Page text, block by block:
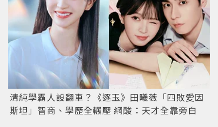
清純學霸人設翻車？《逐玉》田曦薇「四敗愛因
斯坦」智商、學歷全輾壓 網酸：天才全靠旁白